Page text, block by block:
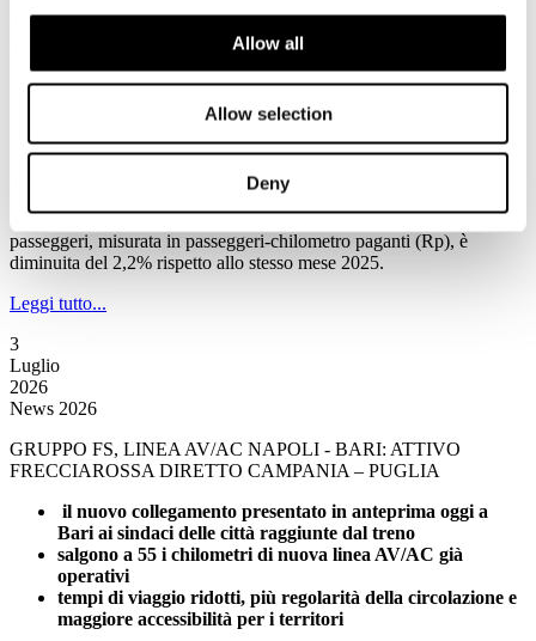
Allow all
Allow selection
Deny
Leggi tutto...
Luglio
IATA: a maggio la domanda totale di trasporto aereo passeggeri è
diminuita del 2,2% rispetto allo stesso mese del 2025
Secondo la Iata a maggio la domanda totale di trasporto aereo
passeggeri, misurata in passeggeri-chilometro paganti (Rp), è
diminuita del 2,2% rispetto allo stesso mese 2025.
Leggi tutto...
3
Luglio
2026
News 2026
GRUPPO FS, LINEA AV/AC NAPOLI - BARI: ATTIVO
FRECCIAROSSA DIRETTO CAMPANIA – PUGLIA
il nuovo collegamento presentato in anteprima oggi a
Bari ai sindaci delle città raggiunte dal treno
salgono a 55 i chilometri di nuova linea AV/AC già
operativi
tempi di viaggio ridotti, più regolarità della circolazione e
maggiore accessibilità per i territori